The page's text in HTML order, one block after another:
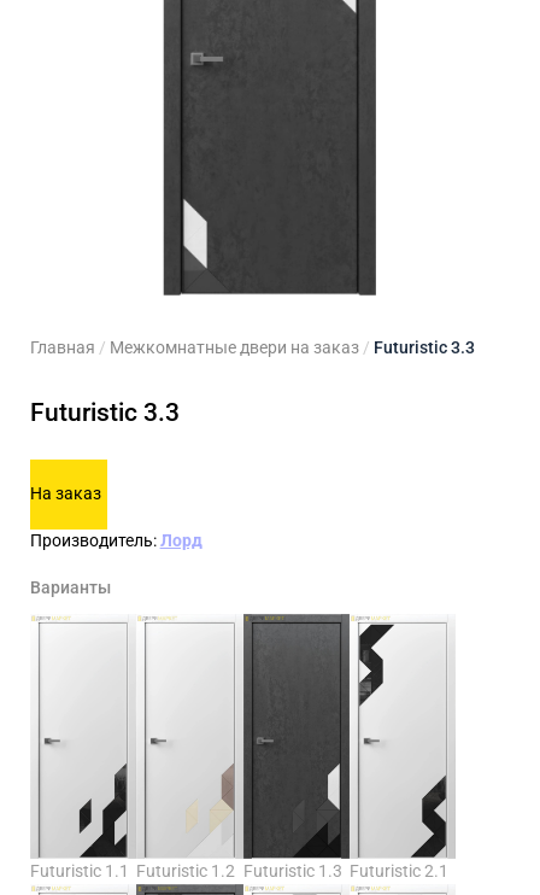
Главная / Межкомнатные двери на заказ / Futuristic 3.3
Futuristic 3.3
На заказ
Производитель:Лорд
Варианты
Futuristic 1.1 Futuristic 1.2 Futuristic 1.3 Futuristic 2.1